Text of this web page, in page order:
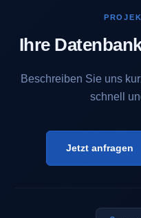
Ihre
Beschreiben Sie uns
schnell
Jetzt anfragen